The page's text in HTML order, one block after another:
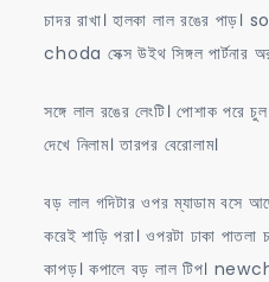
চাদর রাখা। হালকা লাল রঙের
choda সেক্স উইথ সিঙ্গল পার্টনার
সঙ্গে লাল রঙের লেংটি। পোশাক পরে
দেখে নিলাম। তারপর বেরোলাম।
বড় লাল গদিটার ওপর ম্যাডাম বসে
করেই শাড়ি পরা। ওপরটা ঢাকা পাতলা
কাপড়। কপালে বড় লাল টিপ।